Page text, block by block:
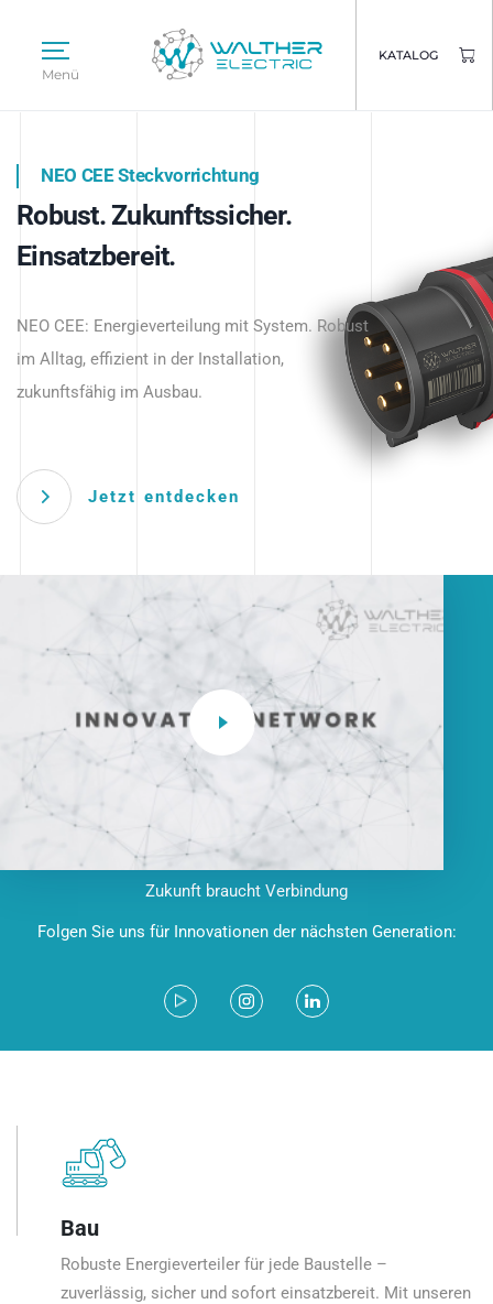
Menü
KATALOG
Intelligente Stromverteilung
beginnt hier.
NEO CEE Steckvorrichtung
Robust. Zukunftssicher.
Einsatzbereit.
NEO CEE: Energieverteilung mit System. Robust
im Alltag, effizient in der Installation,
zukunftsfähig im Ausbau.
Jetzt entdecken
Intelligenz trifft Energie.
Anwendungen – robust, IP-geschützt und
zukunftsfähig.
Zukunft braucht Verbindung
Folgen Sie uns für Innovationen der nächsten Generation:
Bau
Robuste Energieverteiler für jede Baustelle –
zuverlässig, sicher und sofort einsatzbereit. Mit unseren